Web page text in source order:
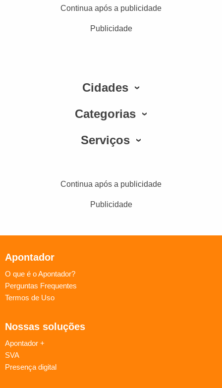
Continua após a publicidade
Publicidade
Cidades
Categorias
Serviços
Continua após a publicidade
Publicidade
Apontador
O que é o Apontador?
Perguntas Frequentes
Termos de Uso
Nossas soluções
Apontador +
SVA
Presença digital